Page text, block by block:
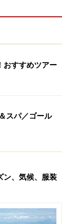
ケットを販
片道400円の
と税金、約
おすすめツアー
スパ／ゴール
ン、気候、服装